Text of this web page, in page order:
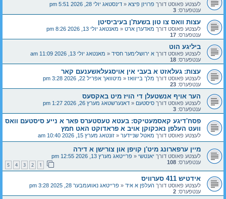
לעצטע פאוסט דורך פרויזן פיצא « דינסטאג יולי 28, 2026 5:51 pm
ענטפערס: 3
עצות וואס צו טון בשעת'ן בעיביסיטן
לעצטע פאוסט דורך מאדערן ארט « מאנטאג יולי 13, 2026 8:26 pm
ענטפערס: 17
ביליגע הוט
לעצטע פאוסט דורך א ירושלימער חסיד « מאנטאג יולי 13, 2026 11:09 am
ענטפערס: 18
עצות: געלאזט א בעבי אין אויסגעלאשענעם קאר
לעצטע פאוסט דורך מלך בייוואז « מיטוואך אפריל 22, 2026 3:28 pm
ענטפערס: 23
הער אויף אנשטעלן די הויז מיט באקסעס
לעצטע פאוסט דורך סיסטעם « דאנערשטאג מערץ 26, 2026 1:27 pm
ענטפערס: 3
פסח'דיגע קאסמעטיקס: בעטא טעסטערס פאר א נייע סיסטעם וואס
וועט העלפן נאכקוקן אויב א פראדוקט האט חמץ
לעצטע פאוסט דורך מאטל שניידער « זונטאג מערץ 15, 2026 10:40 am
מיין ערפארונג מיט'ן קויפן און צורישן א דירה
לעצטע פאוסט דורך יאנטשי « פרייטאג מערץ 13, 2026 12:55 pm
ענטפערס: 108
1
2
3
4
5
אידטיש 411 סערוויס
לעצטע פאוסט דורך העלפן א איד « פרייטאג נאוועמבער 28, 2025 3:28 pm
ענטפערס: 2